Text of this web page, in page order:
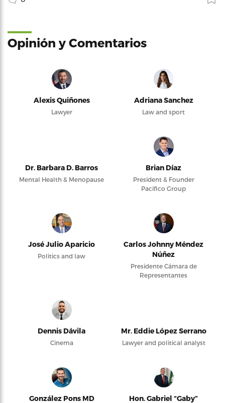
Opinión y Comentarios
Alexis Quiñones
Lawyer
Adriana Sanchez
Law and sport
Dr. Barbara D. Barros
Mental Health & Menopause
Brian Díaz
President & Founder
Pacifico Group
José Julio Aparicio
Politics and law
Carlos Johnny Méndez
Núñez
Presidente Cámara de
Representantes
Dennis Dávila
Cinema
Mr. Eddie López Serrano
Lawyer and political analyst
González Pons MD
Hon. Gabriel “Gaby”